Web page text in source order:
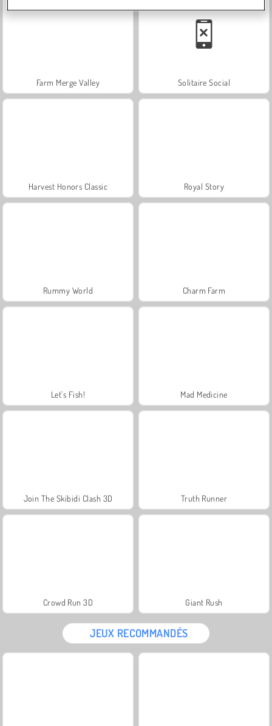
Farm Merge Valley Solitaire Social
Harvest Honors Classic Royal Story
Rummy World Charm Farm
Let's Fish! Mad Medicine
Join The Skibidi Clash 3D Truth Runner
Crowd Run 3D Giant Rush
JEUX RECOMMANDÉS